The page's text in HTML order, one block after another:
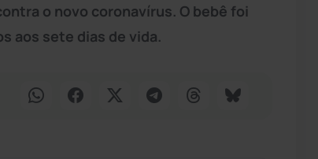
o novo coronavírus. O bebê foi
aos sete dias de vida.